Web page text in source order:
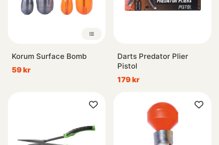
Korum Surface Bomb
59 kr
Darts Predator Plier
Pistol
179 kr